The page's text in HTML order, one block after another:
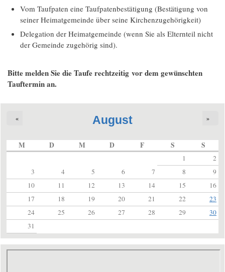
Vom Taufpaten eine Taufpatenbestätigung (Bestätigung von
seiner Heimatgemeinde über seine Kirchenzugehörigkeit)
Delegation der Heimatgemeinde (wenn Sie als Elternteil nicht
der Gemeinde zugehörig sind).
Bitte melden Sie die Taufe rechtzeitig vor dem gewünschten
Tauftermin an.
August
« »
M D M D F S S
1
2
3
4 5 6 7 8
9
10
11 12 13 14 15
16
17
18 19 20 21 22
23
24
25 26 27 28 29
30
31